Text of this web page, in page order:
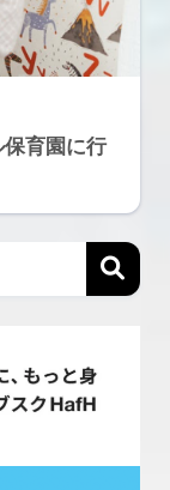
保育園に行